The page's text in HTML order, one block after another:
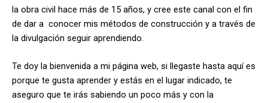
la obra civil hace más de 15 años, y cree este canal con el fin
de dar a conocer mis métodos de construcción y a través de
la divulgación seguir aprendiendo.
Te doy la bienvenida a mi página web, si llegaste hasta aquí es
porque te gusta aprender y estás en el lugar indicado, te
aseguro que te irás sabiendo un poco más y con la